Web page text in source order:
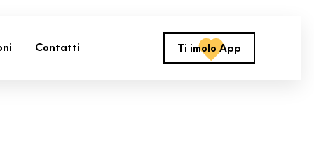
Contatti Ti imolo App